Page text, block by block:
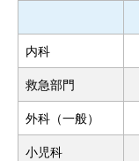
内科
救急部門
外科（一般）
小児科